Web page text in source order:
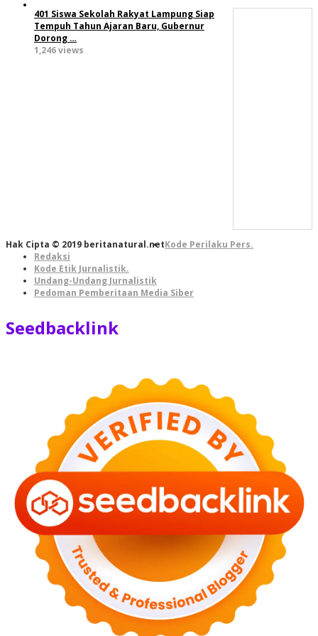
401 Siswa Sekolah Rakyat Lampung Siap
Tempuh Tahun Ajaran Baru, Gubernur
Dorong …
1,246 views
Hak Cipta © 2019 beritanatural.netKode Perilaku Pers.
Redaksi
Kode Etik Jurnalistik.
Undang-Undang Jurnalistik
Pedoman Pemberitaan Media Siber
Seedbacklink